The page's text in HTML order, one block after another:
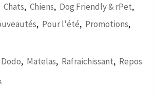
Chats, Chiens, Dog Friendly & rPet,
, Pour l'été, Promotions,
Dodo, Matelas, Rafraichissant, Repos